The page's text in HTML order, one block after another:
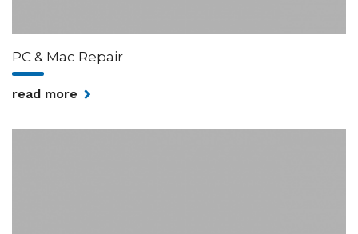
PC & Mac Repair
read more